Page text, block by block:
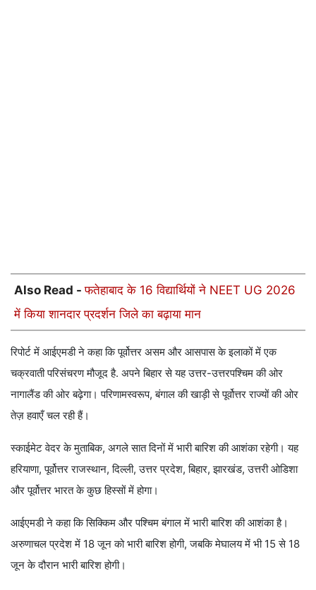
Also Read -फतेहाबाद के 16 विद्यार्थियों ने NEET UG 2026
में किया शानदार प्रदर्शन जिले का बढ़ाया मान
रिपोर्ट में आईएमडी ने कहा कि पूर्वोत्तर असम और आसपास के इलाकों में एक
चक्रवाती परिसंचरण मौजूद है. अपने बिहार से यह उत्तर-उत्तरपश्चिम की ओर
नागालैंड की ओर बढ़ेगा। परिणामस्वरूप, बंगाल की खाड़ी से पूर्वोत्तर राज्यों की ओर
तेज़ हवाएँ चल रही हैं।
स्काईमेट वेदर के मुताबिक, अगले सात दिनों में भारी बारिश की आशंका रहेगी। यह
हरियाणा, पूर्वोत्तर राजस्थान, दिल्ली, उत्तर प्रदेश, बिहार, झारखंड, उत्तरी ओडिशा
और पूर्वोत्तर भारत के कुछ हिस्सों में होगा।
आईएमडी ने कहा कि सिक्किम और पश्चिम बंगाल में भारी बारिश की आशंका है।
अरुणाचल प्रदेश में 18 जून को भारी बारिश होगी, जबकि मेघालय में भी 15 से 18
जून के दौरान भारी बारिश होगी।